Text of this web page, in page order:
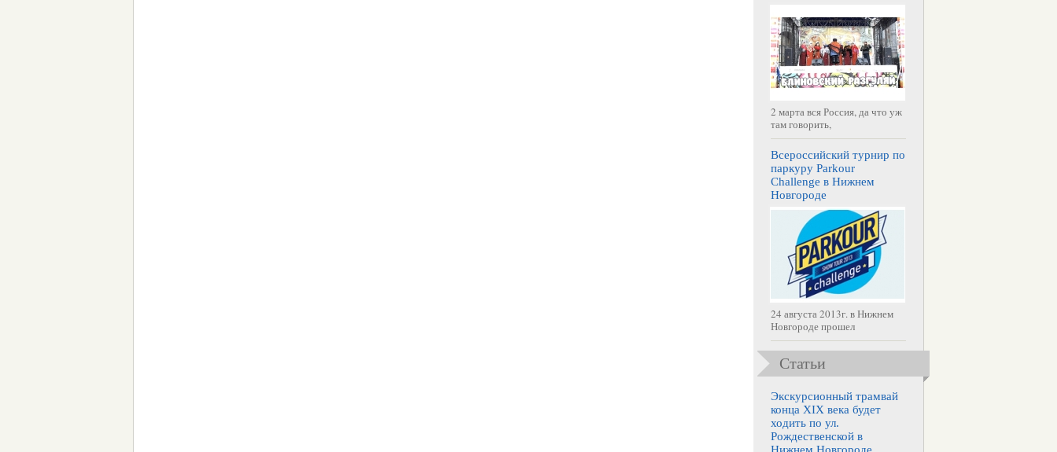
2 марта вся Россия, да что уж
там говорить,
Всероссийский турнир по
паркуру Parkour
Challenge в Нижнем
Новгороде
24 августа 2013г. в Нижнем
Новгороде прошел
Статьи
Экскурсионный трамвай
конца XIX века будет
ходить по ул.
Рождественской в